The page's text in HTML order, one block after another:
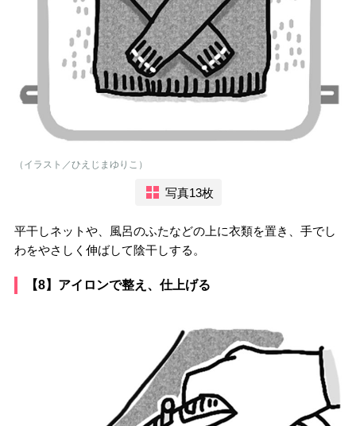
（イラスト／ひえじまゆりこ）
写真13枚
平干しネットや、風呂のふたなどの上に衣類を置き、手でし
わをやさしく伸ばして陰干しする。
【8】アイロンで整え、仕上げる